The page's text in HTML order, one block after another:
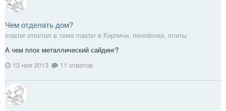
Чем отделать дом?
master ответил в тема master в Кирпичи, пеноблоки, плиты
А чем плох металлический сайдинг?
13 ноя 2013
11 ответов